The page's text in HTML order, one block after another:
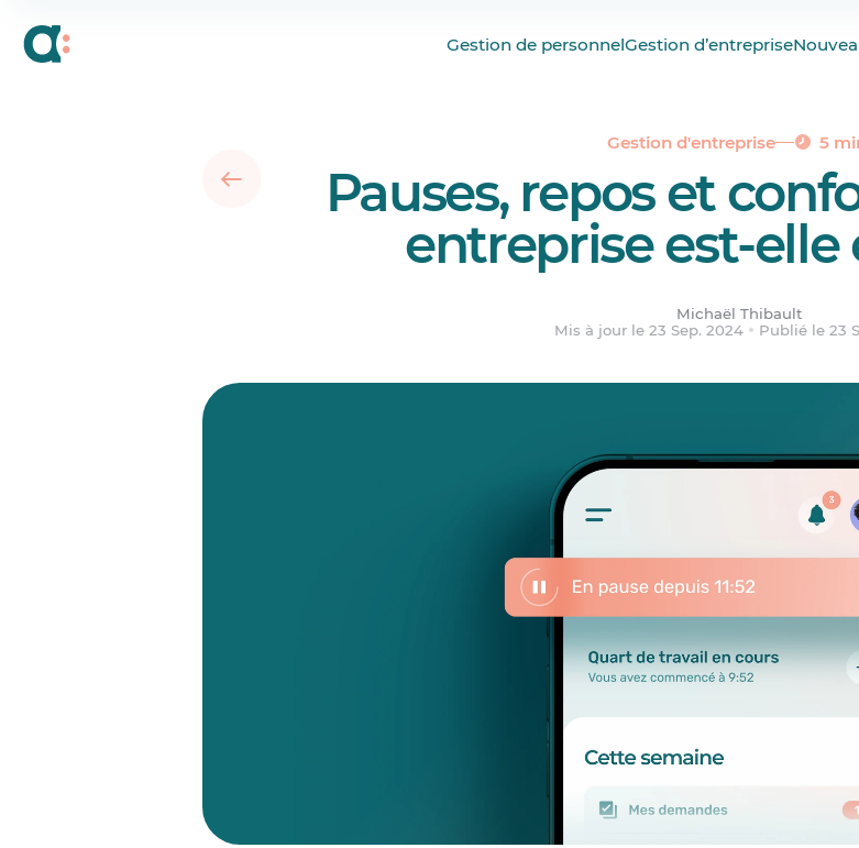
Gestion de personnelGestion d’entreprise
Gestion d'entreprise 5
Pauses, repos et
entreprise est-elle
Michaël Thibault
Mis à jour le 23 Sep. 2024
Publié le 23
Période de repos hebdomadaire
Repos quotidien
Autres pauses (café, cigarette, et cetera)